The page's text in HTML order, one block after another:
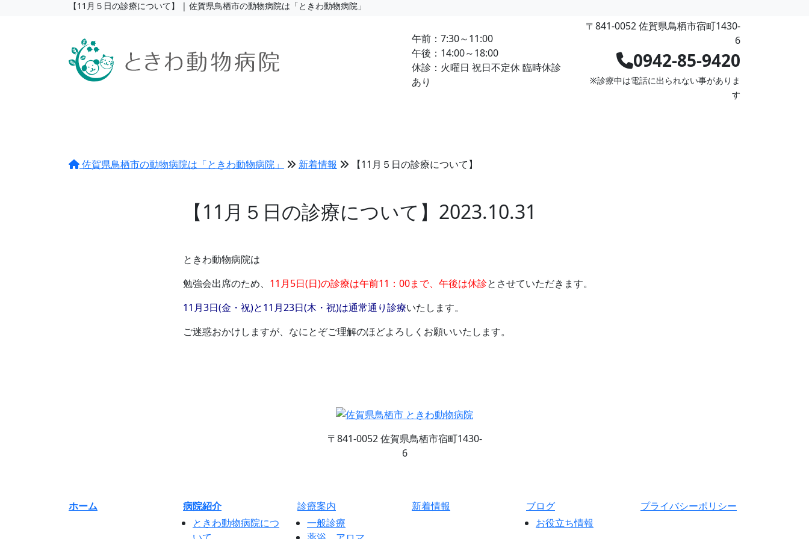
【11月５日の診療について】 | 佐賀県鳥栖市の動物病院は「ときわ動物病院」
午前：7:30～11:00
午後：14:00～18:00
休診：火曜日 祝日不定休 臨時休診
あり
〒841-0052 佐賀県鳥栖市宿町1430-
6
0942-85-9420
※診療中は電話に出られない事がありま
す
佐賀県鳥栖市の動物病院は「ときわ動物病院」 新着情報 【11月５日の診療について】
【11月５日の診療について】 2023.10.31
ときわ動物病院は
勉強会出席のため、 11月5日(日)の診療は午前11：00まで、午後は休診とさせていただきます。
11月3日(金・祝)と11月23日(木・祝)は通常通り診療いたします。
ご迷惑おかけしますが、なにとぞご理解のほどよろしくお願いいたします。
〒841-0052 佐賀県鳥栖市宿町1430-
6
ホーム
病院紹介
ときわ動物病院につ
診療案内
一般診療
新着情報
ブログ
お役立ち情報
プライバシーポリシー